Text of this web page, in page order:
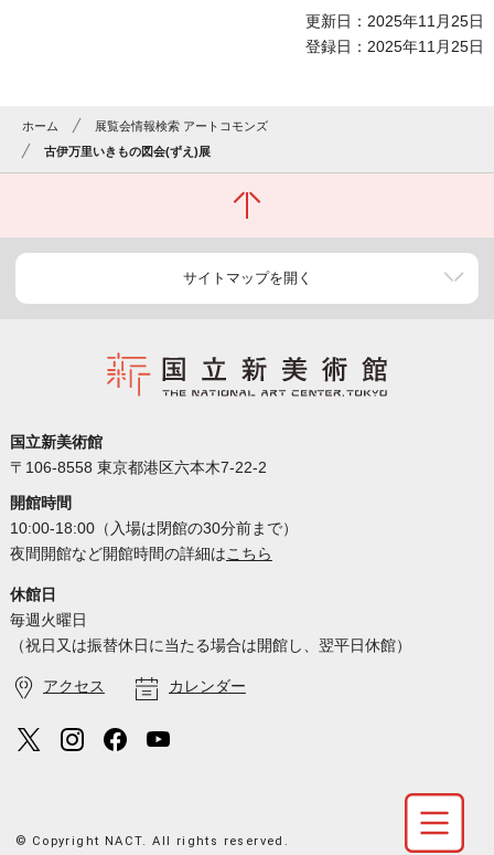
更新日：2025年11月25日
登録日：2025年11月25日
ホーム
展覧会情報検索 アートコモンズ
古伊万里いきもの図会(ずえ)展
サイトマップを開く
国立新美術館
〒106-8558 東京都港区六本木7-22-2
開館時間
10:00-18:00（入場は閉館の30分前まで）
夜間開館など開館時間の詳細はこちら
休館日
毎週火曜日
（祝日又は振替休日に当たる場合は開館し、翌平日休館）
アクセス カレンダー
© Copyright NACT. All rights reserved.